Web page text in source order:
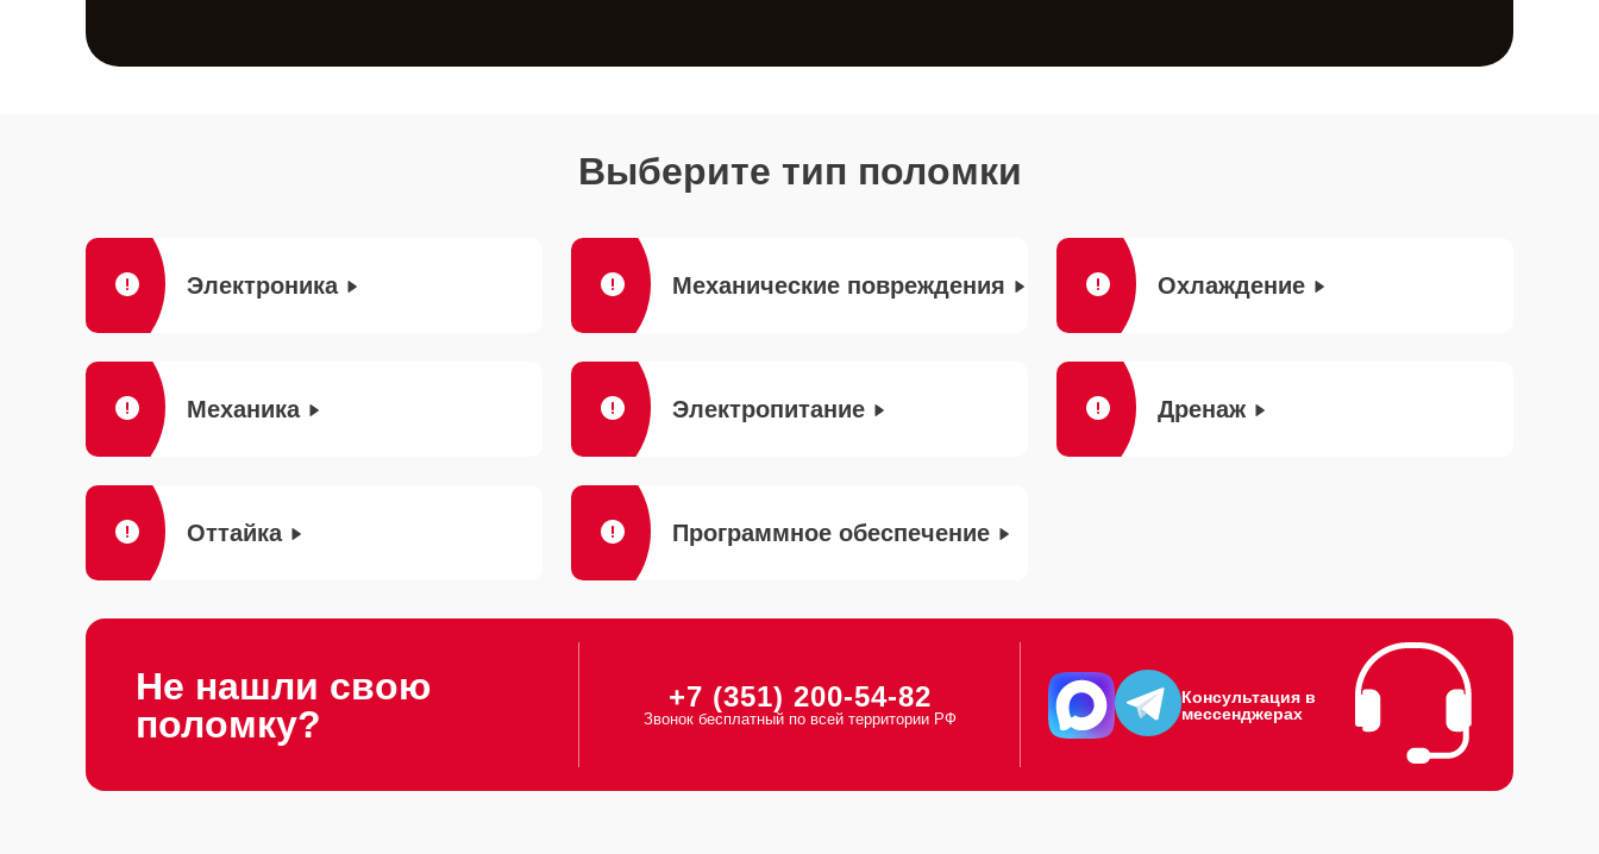
Выберите тип поломки
Электроника Механические повреждения Охлаждение
Механика Электропитание Дренаж
Оттайка Программное обеспечение
Не нашли свою
поломку?
+7 (351) 200-54-82
Звонок бесплатный по всей территории РФ
Консультация в
мессенджерах